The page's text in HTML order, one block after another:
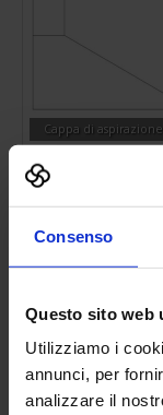
Consenso
Questo sito web
Utilizziamo i
annunci, per
analizzare il
Cappa di
Carrello